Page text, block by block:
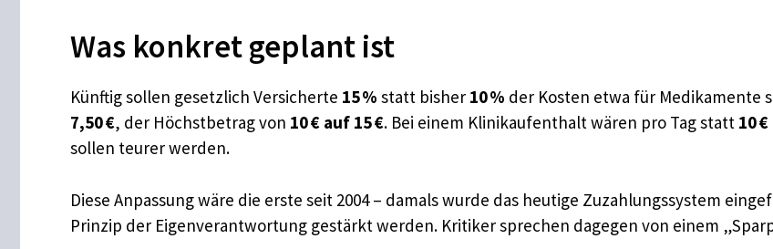
Was konkret geplant ist
Künftig sollen gesetzlich Versicherte 15 % statt bisher 10 % der Kosten etwa für Medikamente
7,50 €, der Höchstbetrag von 10 € auf 15 €. Bei einem Klinikaufenthalt wären pro Tag statt 10
sollen teurer werden.
Diese Anpassung wäre die erste seit 2004 – damals wurde das heutige Zuzahlungssystem
Prinzip der Eigenverantwortung gestärkt werden. Kritiker sprechen dagegen von einem